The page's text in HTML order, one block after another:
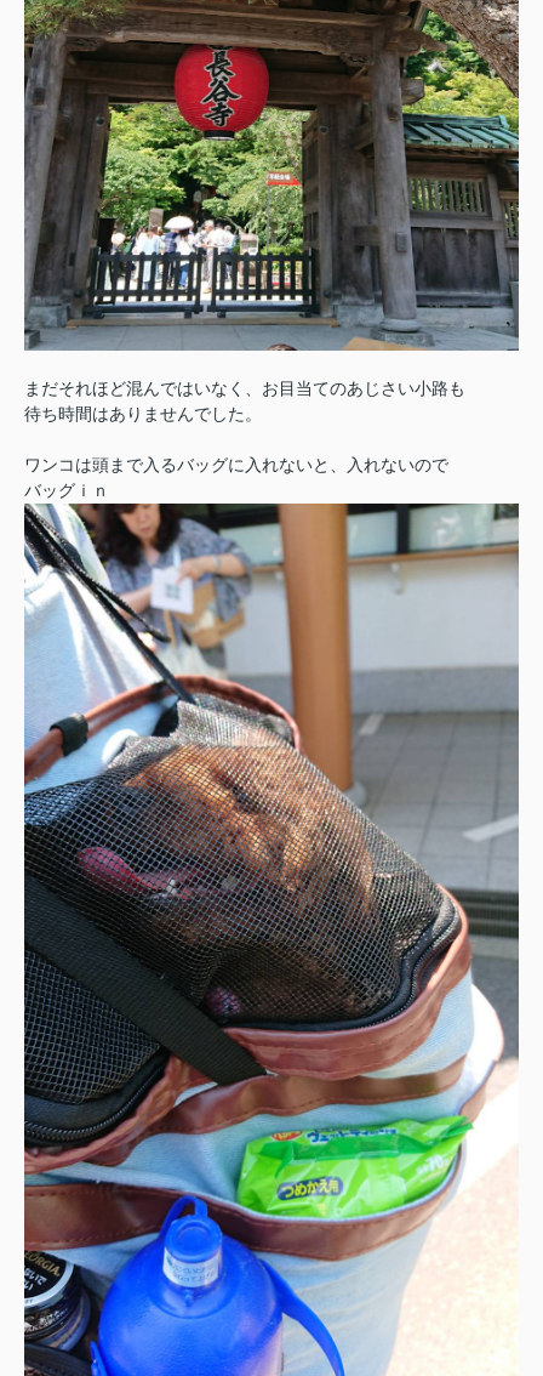
まだそれほど混んではいなく、お目当てのあじさい小路も
待ち時間はありませんでした。
ワンコは頭まで入るバッグに入れないと、入れないので
バッグｉｎ